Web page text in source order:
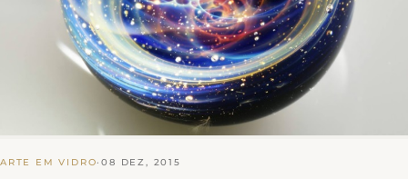
ARTE EM VIDRO·08 DEZ, 2015